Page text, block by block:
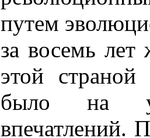
путем
за восемь
этой
было на
впечатлений.